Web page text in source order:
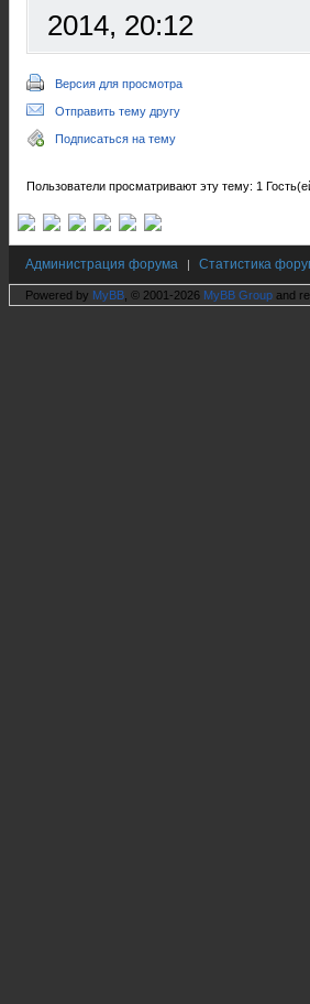
2014, 20:12
Версия для просмотра
Отправить тему другу
Подписаться на тему
Пользователи просматривают эту тему: 1
Администрация форума | Статистика
Powered by MyBB , © 2001-2026 MyBB Group and